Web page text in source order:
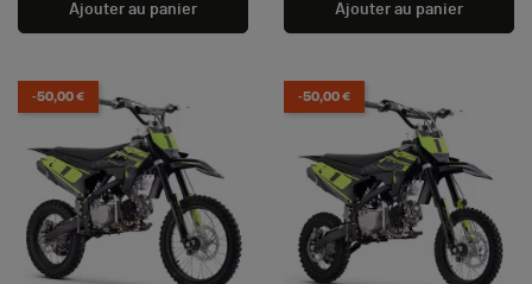
Ajouter au panier Ajouter au panier
-50,00 € -50,00 €